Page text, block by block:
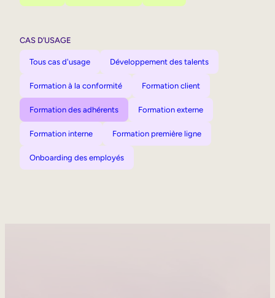
CAS D’USAGE
Tous cas d'usage Développement des talents
Formation à la conformité Formation client
Formation des adhérents Formation externe
Formation interne Formation première ligne
Onboarding des employés